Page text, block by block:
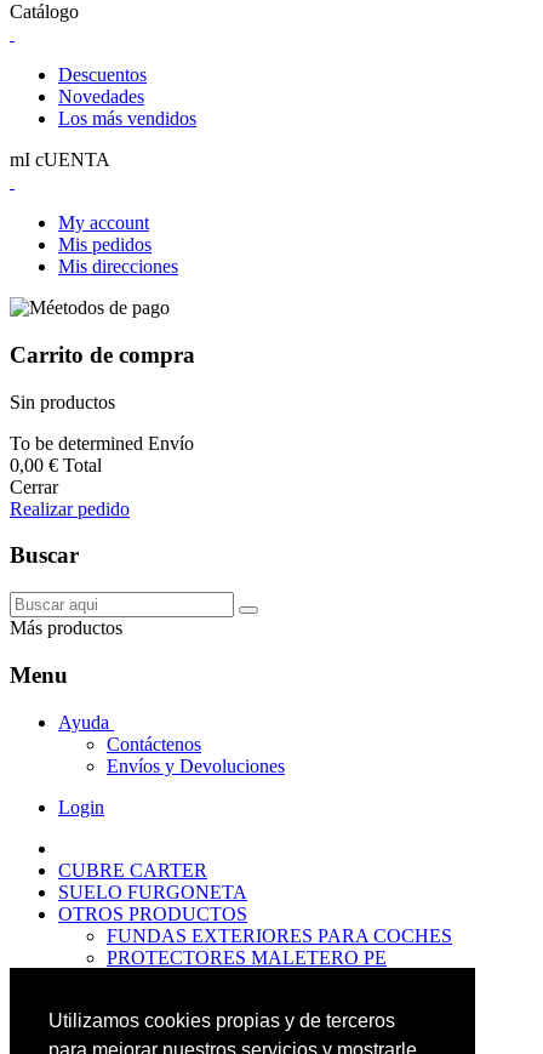
Utilizamos cookies propias y de terceros
Catálogo
Descuentos
Novedades
Los más vendidos
mI cUENTA
My account
Mis pedidos
Mis direcciones
Carrito de compra
Sin productos
To be determined Envío
0,00 € Total
Cerrar
Realizar pedido
Buscar
Más productos
Menu
Ayuda
Contáctenos
Envíos y Devoluciones
Login
CUBRE CARTER
SUELO FURGONETA
OTROS PRODUCTOS
FUNDAS EXTERIORES PARA COCHES
PROTECTORES MALETERO PE
PREMIUM
PROTECTORES MALETERO PE